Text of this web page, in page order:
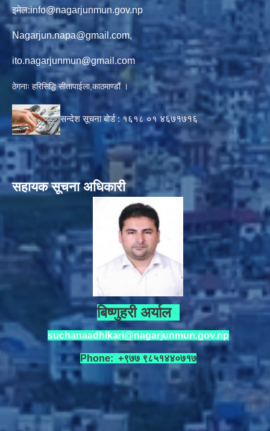
इमेल:info@nagarjunmun.gov.np
Nagarjun.napa@gmail.com,
ito.nagarjunmun@gmail.com
ठेगनाः हरिसिद्धि सीतापाईला,काठमाण्डौं ।
सन्देश सूचना बोर्ड : १६१८ ०१४६७१७१६
सहायक सूचना अधिकारी
बिष्णुहरी अर्याल
suchanaadhikari@nagarjunmun.gov.np
Phone: +९७७ ९८५१४४०७१७